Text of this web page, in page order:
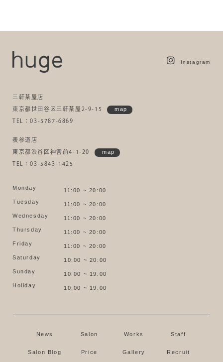
Instagram
三軒茶屋店
東京都世田谷区三軒茶屋2-9-15 map
TEL：03-5787-6869
表参道店
東京都渋谷区神宮前4-1-20 map
TEL：03-5843-1425
Monday
11:00 ~ 20:00
Tuesday
11:00 ~ 20:00
Wednesday
11:00 ~ 20:00
Thursday
11:00 ~ 20:00
Friday
11:00 ~ 20:00
Saturday
10:00 ~ 20:00
Sunday
10:00 ~ 19:00
Holiday
10:00 ~ 19:00
News Salon Works Staff
Salon Blog Price Gallery Recruit